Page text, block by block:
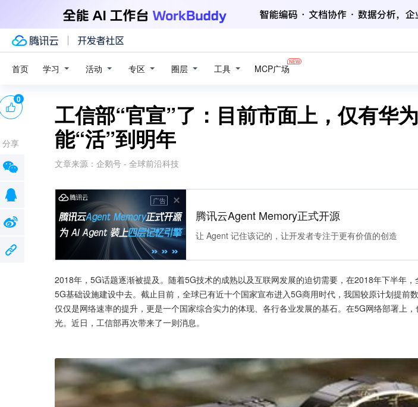
首页 学习 活动 专区 圈层 工具 MCP广场
工信部“官宣”了：目前市面上，仅有华
能“活”到明年
文章来源： 企鹅号 - 全球前沿科技
广告
腾讯云Agent Memory正式开源
让 Agent 记住该记的，让开发者专注于更有价值的创造
2018年，5G话题逐渐被提及。随着5G技术的成熟以及互联网发展的迫切需要，在2018年下半年
5G基础设施建设中去。截止目前，全球已有近十个国家宣布进入5G商用时代，我国较原计划提前
仅仅是网络速率的提升，更是一个国家综合实力的体现、各行各业发展的基石。在5G网络部署上
光。近日，工信部再次带来了一则消息。
0
分享